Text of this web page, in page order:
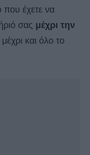
που έχετε να
σας μέχρι την
και όλο το